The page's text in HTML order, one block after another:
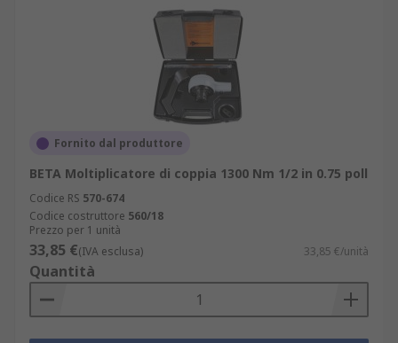
Fornito dal produttore
BETA Moltiplicatore di coppia 1300 Nm 1/2 in 0.75 poll
Codice RS 570-674
Codice costruttore 560/18
Prezzo per 1 unità
33,85 €(IVA esclusa) 33,85 €/unità
Quantità